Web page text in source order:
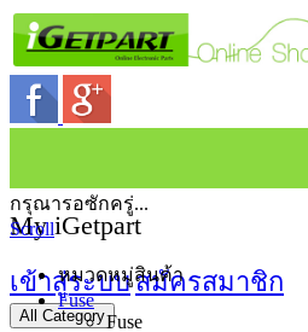
My iGetpart
เข้าสู่ระบบสมัครสมาชิก
All Category
กรุณารอซักครู่...
Scroll
หมวดหมู่สินค้า
Fuse
Fuse